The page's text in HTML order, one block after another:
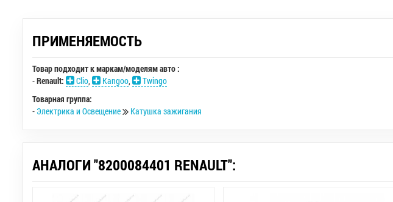
ПРИМЕНЯЕМОСТЬ
Товар подходит к маркам/моделям авто :
-Renault: Clio, Kangoo,
Twingo
Товарная группа:
- Электрика и Освещение Катушка зажигания
АНАЛОГИ "8200084401 RENAULT":